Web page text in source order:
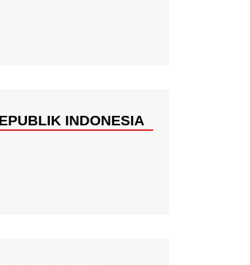
INDONESIA